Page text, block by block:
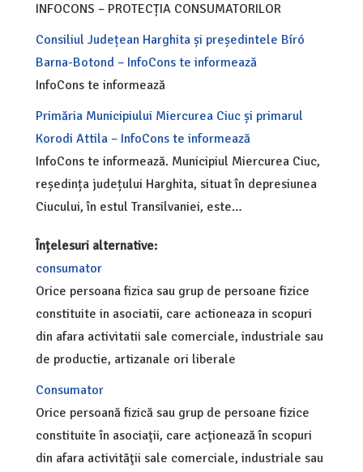
INFOCONS – PROTECȚIA CONSUMATORILOR
Consiliul Județean Harghita și președintele Bíró
Barna-Botond – InfoCons te informează
InfoCons te informează
Primăria Municipiului Miercurea Ciuc și primarul
Korodi Attila – InfoCons te informează
InfoCons te informează. Municipiul Miercurea Ciuc,
reședința județului Harghita, situat în depresiunea
Ciucului, în estul Transilvaniei, este…
Înțelesuri alternative:
consumator
Orice persoana fizica sau grup de persoane fizice
constituite in asociatii, care actioneaza in scopuri
din afara activitatii sale comerciale, industriale sau
de productie, artizanale ori liberale
Consumator
Orice persoană fizică sau grup de persoane fizice
constituite în asociaţii, care acţionează în scopuri
din afara activităţii sale comerciale, industriale sau